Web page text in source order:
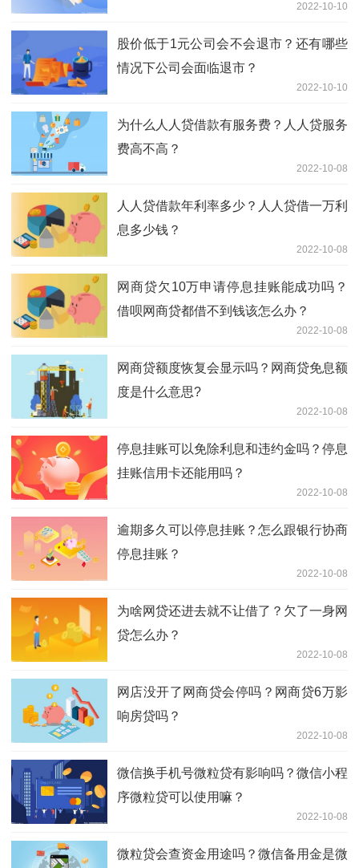
2022-10-10
股价低于1元公司会不会退市？还有哪些
情况下公司会面临退市？
2022-10-10
为什么人人贷借款有服务费？人人贷服务
费高不高？
2022-10-08
人人贷借款年利率多少？人人贷借一万利
息多少钱？
2022-10-08
网商贷欠10万申请停息挂账能成功吗？
借呗网商贷都借不到钱该怎么办？
2022-10-08
网商贷额度恢复会显示吗？网商贷免息额
度是什么意思?
2022-10-08
停息挂账可以免除利息和违约金吗？停息
挂账信用卡还能用吗？
2022-10-08
逾期多久可以停息挂账？怎么跟银行协商
停息挂账？
2022-10-08
为啥网贷还进去就不让借了？欠了一身网
贷怎么办？
2022-10-08
网店没开了网商贷会停吗？网商贷6万影
响房贷吗？
2022-10-08
微信换手机号微粒贷有影响吗？微信小程
序微粒贷可以使用嘛？
2022-10-08
微粒贷会查资金用途吗？微信备用金是微